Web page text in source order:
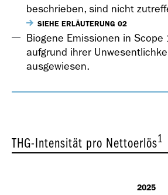
beschrieben, sind nicht
SIEHE ERLÄUTERUNG 02
Biogene Emissionen in Scope
aufgrund ihrer
ausgewiesen.
THG-Intensität pro Nettoerlös1
2025